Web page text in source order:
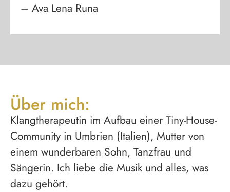
– Ava Lena Runa
Über mich:
Klangtherapeutin im Aufbau einer Tiny-House-
Community in Umbrien (Italien), Mutter von
einem wunderbaren Sohn, Tanzfrau und
Sängerin. Ich liebe die Musik und alles, was
dazu gehört.